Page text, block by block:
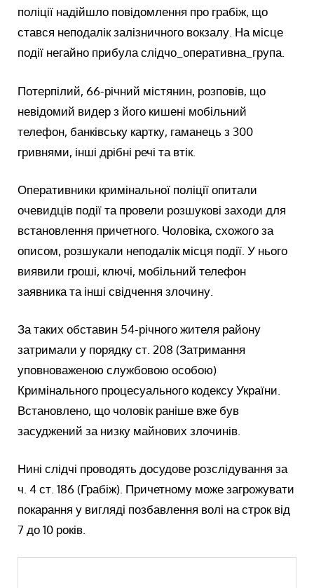
поліції надійшло повідомлення про грабіж, що
стався неподалік залізничного вокзалу. На місце
події негайно прибула слідчо_оперативна_група.
Потерпілий, 66-річний містянин, розповів, що
невідомий видер з його кишені мобільний
телефон, банківську картку, гаманець з 300
гривнями, інші дрібні речі та втік.
Оперативники кримінальної поліції опитали
очевидців події та провели розшукові заходи для
встановлення причетного. Чоловіка, схожого за
описом, розшукали неподалік місця події. У нього
виявили гроші, ключі, мобільний телефон
заявника та інші свідчення злочину.
За таких обставин 54-річного жителя району
затримали у порядку ст. 208 (Затримання
уповноваженою службовою особою)
Кримінального процесуального кодексу України.
Встановлено, що чоловік раніше вже був
засуджений за низку майнових злочинів.
Нині слідчі проводять досудове розслідування за
ч. 4 ст. 186 (Грабіж). Причетному може загрожувати
покарання у вигляді позбавлення волі на строк від
7 до 10 років.